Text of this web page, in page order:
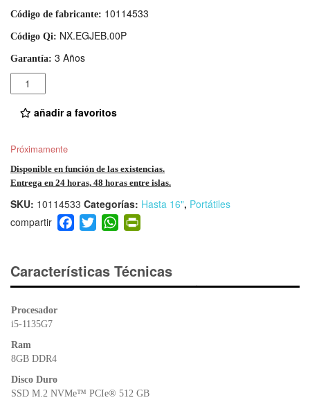
Código de fabricante: 10114533
Código Qi: NX.EGJEB.00P
Garantía: 3 Años
Cantidad
añadir a favoritos
Próximamente
Disponible en función de las existencias.
Entrega en 24 horas, 48 horas entre islas.
SKU: 10114533 Categorías: Hasta 16", Portátiles
F
a
e
b
T
wi
er
W
h
s
A
ri
e
Características Técnicas
Procesador
i5-1135G7
Ram
8GB DDR4
Disco Duro
SSD M.2 NVMe™ PCIe® 512 GB